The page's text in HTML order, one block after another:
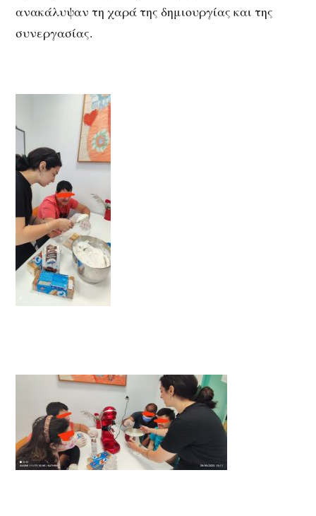
ανακάλυψαν τη χαρά της δημιουργίας και της
συνεργασίας.